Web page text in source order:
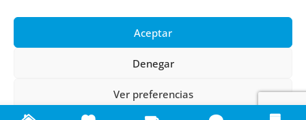
Aceptar
Denegar
Ver preferencias
Política de privacidad
Boulders